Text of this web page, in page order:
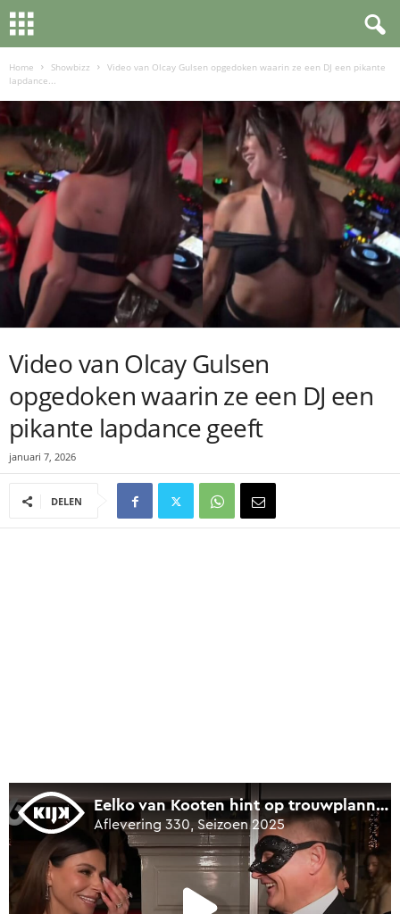
Home Showbizz
Video van Olcay Gulsen opgedoken waarin ze een DJ een pikante
lapdance...
Video van Olcay Gulsen
opgedoken waarin ze een DJ een
pikante lapdance geeft
januari 7, 2026
DELEN